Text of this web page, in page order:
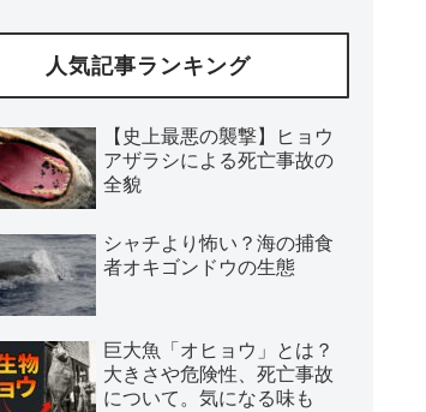
人気記事ランキング
【史上最悪の襲撃】ヒョウ
アザラシによる死亡事故の
全貌
シャチより怖い？海の捕食
者オキゴンドウの生態
巨大魚「オヒョウ」とは？
大きさや危険性、死亡事故
について。気になる味も